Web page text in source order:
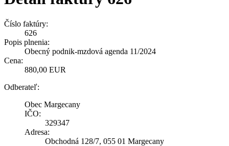
Číslo faktúry:
626
Popis plnenia:
Obecný podnik-mzdová agenda 11/2024
Cena:
880,00 EUR
Odberateľ:
Obec Margecany
IČO:
329347
Adresa:
Obchodná 128/7, 055 01 Margecany